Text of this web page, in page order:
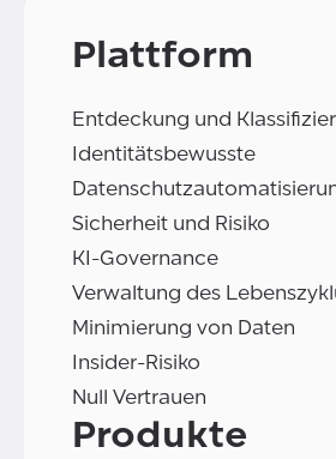
Plattform
Entdeckung und
Identitätsbewusste
Sicherheit und Risiko
KI-Governance
Verwaltung des
Minimierung von Daten
Insider-Risiko
Null Vertrauen
Produkte